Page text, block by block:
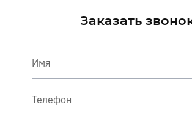
Заказать
Имя
Телефон